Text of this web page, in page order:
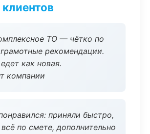
ТО — чётко по
рекомендации.
как новая.
компании
приняли быстро,
по смете, дополнительно